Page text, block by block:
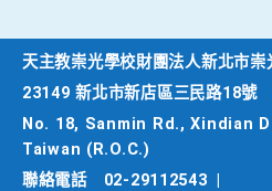
天主教崇光學校財團法人新北市崇
23149 新北市新店區三民路18號
No. 18, Sanmin Rd., Xindian
Taiwan (R.O.C.)
聯絡電話
02-29112543